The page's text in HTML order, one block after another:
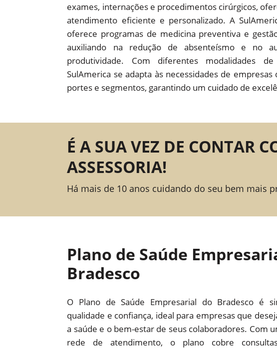
exames, internações e procedimentos cirúrgicos,
atendimento eficiente e personalizado. A
oferece programas de medicina preventiva e
auxiliando na redução de absenteísmo e no
produtividade. Com diferentes modalidades
SulAmerica se adapta às necessidades de empresas
portes e segmentos, garantindo um cuidado de
É A SUA VEZ DE CONTAR
ASSESSORIA!
Há mais de 10 anos cuidando do seu bem mais
Plano de Saúde
Bradesco
O Plano de Saúde Empresarial do Bradesco é
qualidade e confiança, ideal para empresas que
a saúde e o bem-estar de seus colaboradores. Com
rede de atendimento, o plano cobre